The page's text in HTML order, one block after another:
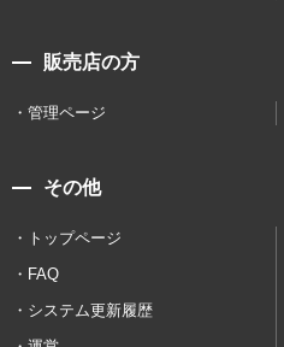
販売店の方
管理ページ
その他
トップページ
FAQ
システム更新履歴